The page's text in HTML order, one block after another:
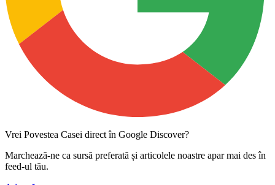
Vrei Povestea Casei direct în Google Discover?
Marchează-ne ca sursă preferată și articolele noastre apar mai des în
feed-ul tău.